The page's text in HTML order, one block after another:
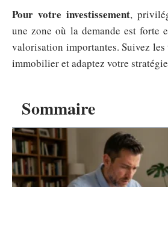
Sommaire
Pour votre investissement,
une zone où la demande est forte
valorisation importantes. Suivez les
immobilier et adaptez votre